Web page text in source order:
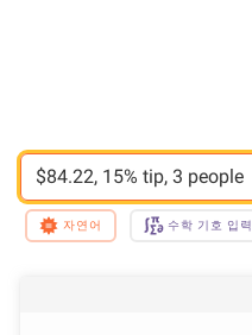
$84.22, 15% tip, 3 people
자연어 수학 기호 입력